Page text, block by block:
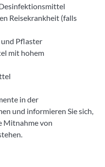
Reisekrankheit (falls
Pflaster
mit hohem
in der
und informieren Sie sich,
Mitnahme von